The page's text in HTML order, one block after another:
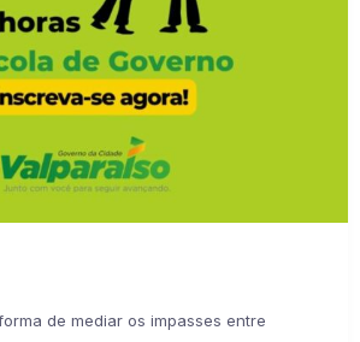
de mediar os impasses entre